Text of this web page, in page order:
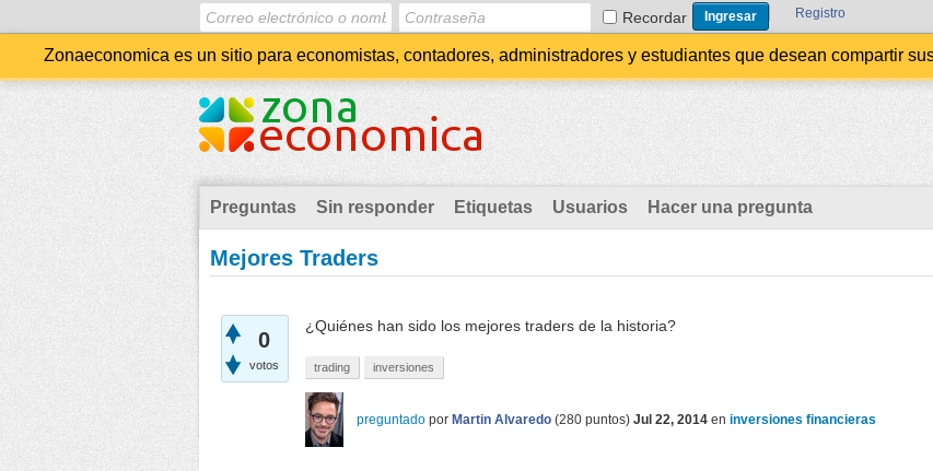
Recordar Registro
Zonaeconomica es un sitio para economistas, contadores, administradores y estudiantes que desean compartir
Preguntas Sin responder Etiquetas Usuarios Hacer una pregunta
Mejores Traders
0
votos
¿Quiénes han sido los mejores traders de la historia?
trading inversiones
preguntado por Martin Alvaredo (280 puntos) Jul 22, 2014 en inversiones financieras